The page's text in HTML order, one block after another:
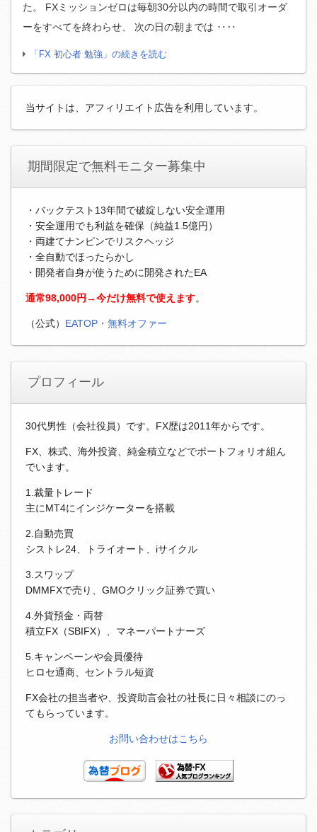
た。 FXミッションゼロは毎朝30分以内の時間で取引オーダ
ーをすべてを終わらせ、 次の日の朝までは ‥‥
「FX 初心者 勉強」の続きを読む
当サイトは、アフィリエイト広告を利用しています。
期間限定で無料モニター募集中
・バックテスト13年間で破綻しない安全運用
・安全運用でも利益を確保（純益1.5億円）
・両建てナンピンでリスクヘッジ
・全自動でほったらかし
・開発者自身が使うために開発されたEA
通常98,000円→今だけ無料で使えます。
（公式） EATOP・無料オファー
プロフィール
30代男性（会社役員）です。FX歴は2011年からです。
FX、株式、海外投資、純金積立などでポートフォリオ組ん
でいます。
1.裁量トレード
主にMT4にインジケーターを搭載
2.自動売買
シストレ24、トライオート、iサイクル
3.スワップ
DMMFXで売り、GMOクリック証券で買い
4.外貨預金・両替
積立FX（SBIFX）、マネーパートナーズ
5.キャンペーンや会員優待
ヒロセ通商、セントラル短資
FX会社の担当者や、投資助言会社の社長に日々相談にのっ
てもらっています。
お問い合わせはこちら